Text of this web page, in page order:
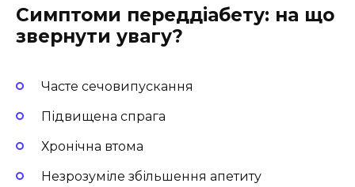
Симптоми переддіабету: на що
звернути увагу?
Часте сечовипускання
Підвищена спрага
Хронічна втома
Незрозуміле збільшення апетиту